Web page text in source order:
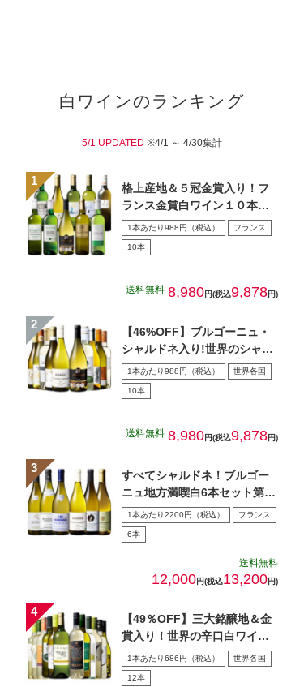
白ワインのランキング
5/1 UPDATED ※4/1 ～ 4/30集計
格上産地＆５冠金賞入り！フ
ランス金賞白ワイン１０本セ
ット
1本あたり988円（税込） フランス
10本
送料無料 8,980円(税込9,878円)
【46%OFF】ブルゴーニュ・
シャルドネ入り!世界のシャル
ドネ白10本セット 第…
1本あたり988円（税込） 世界各国
10本
送料無料 8,980円(税込9,878円)
すべてシャルドネ！ブルゴー
ニュ地方満喫白6本セット第5
弾1本あたり2200円（税込） フランス
6本
送料無料
12,000円(税込13,200円)
【49％OFF】三大銘醸地＆金
賞入り！世界の辛口白ワイン
１２本セット第７０弾
1本あたり686円（税込） 世界各国
12本